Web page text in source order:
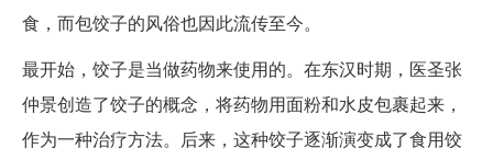
食，而包饺子的风俗也因此流传至今。
最开始，饺子是当做药物来使用的。在东汉时期，医圣张
仲景创造了饺子的概念，将药物用面粉和水皮包裹起来，
作为一种治疗方法。后来，这种饺子逐渐演变成了食用饺